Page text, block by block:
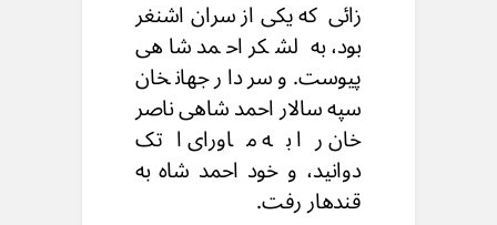
زائی که یکی از سران اشنغر
بود، به لشکر احمد شاهی
پیوست. و سردار جهانخان
سپه سالار احمد شاهی ناصر
خان را به ماورای اتک
دوانید، و خود احمد شاه به
قندهار رفت.